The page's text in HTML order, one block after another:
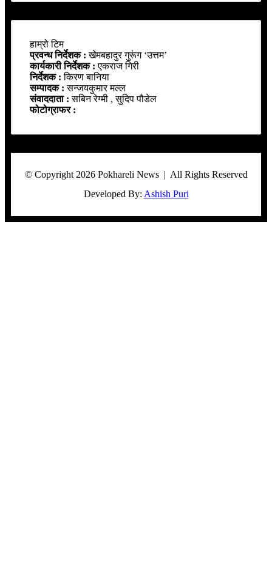
हाम्रो टिम
प्रवन्ध निर्देशक :खेमबहादुर गुरूंग ‘उत्तम’
कार्यकारी निर्देशक :एकराज गिरी
निर्देशक :किरण बानिया
सम्पादक :सन्जयकुमार मल्ल
संवाददाता :सबिन रेग्मी , सुदिप पौडेल
फोटोग्राफर :
© Copyright 2026 Pokhareli News | All Rights Reserved
Developed By: Ashish Puri